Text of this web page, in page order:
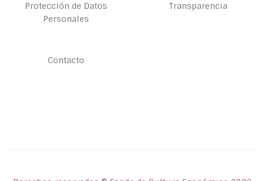
Protección de Datos
Personales
Transparencia
Contacto